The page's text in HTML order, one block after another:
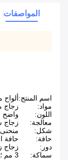
المواصفات
اسم المنتج:
مواد:
زجاج
اللون:
واضح
معالجة:
زجاج
شكل:
حافة:
حافة
دور:
زجاج
سماكة:
3 مم ؛ 4 مم ؛ -19 مم